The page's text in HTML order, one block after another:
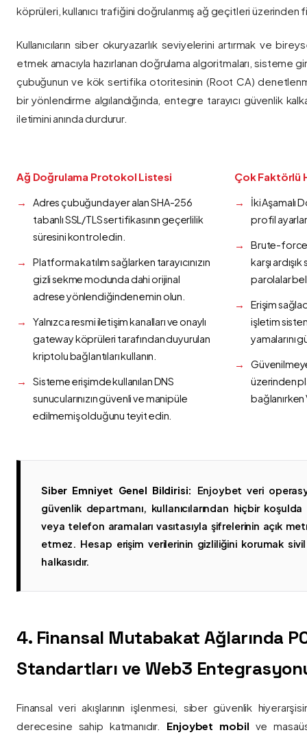
köprüleri, kullanıcı trafiğini doğrulanmış ağ geçitleri üzerinden
Kullanıcıların siber okuryazarlık seviyelerini artırmak ve
etmek amacıyla hazırlanan doğrulama algoritmaları, sisteme
çubuğunun ve kök sertifika otoritesinin (Root CA)
bir yönlendirme algılandığında, entegre tarayıcı güvenlik
iletimini anında durdurur.
Ağ Doğrulama Protokol Listesi
Adres çubuğunda yer alan SHA-256
tabanlı SSL/TLS sertifikasının geçerlilik
süresini kontrol edin.
Platforma katılım sağlarken tarayıcınızın
gizli sekme modunda dahi orijinal
adrese yönlendiğinden emin olun.
Yalnızca resmi iletişim kanalları ve onaylı
gateway köprüleri tarafından duyurulan
kriptolu bağlantıları kullanın.
Sisteme erişimde kullanılan DNS
sunucularınızın güvenli ve manipüle
edilmemiş olduğunu teyit edin.
Çok Faktörlü
İki Aşamalı
profil
Brute-force
karşı
parolalar
Erişim
işletim
yamalarını
üzerinden
bağlanırken
Siber Emniyet Genel Bildirisi:
Enjoybet veri
güvenlik departmanı, kullanıcılarından hiçbir
veya telefon aramaları vasıtasıyla şifrelerinin açık
etmez. Hesap erişim verilerinin gizliliğini korumak
halkasıdır.
4. Finansal Mutabakat Ağlarında
Standartları ve Web3
Finansal veri akışlarının işlenmesi, siber güvenlik
derecesine sahip katmanıdır. Enjoybet mobil ve